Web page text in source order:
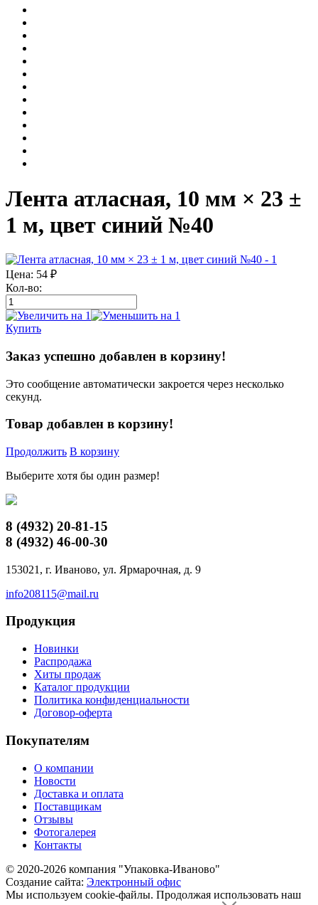
Лента атласная, 10 мм × 23 ±
1 м, цвет синий №40
Цена: 54 ₽
Кол-во:
Купить
Заказ успешно добавлен в корзину!
Это сообщение автоматически закроется через несколько
секунд.
Товар добавлен в корзину!
Продолжить В корзину
Выберите хотя бы один размер!
8 (4932) 20-81-15
8 (4932) 46-00-30
153021, г. Иваново, ул. Ярмарочная, д. 9
info208115@mail.ru
Продукция
Новинки
Распродажа
Хиты продаж
Каталог продукции
Политика конфиденциальности
Договор-оферта
Покупателям
О компании
Новости
Доставка и оплата
Поставщикам
Отзывы
Фотогалерея
Контакты
© 2020-2026 компания "Упаковка-Иваново"
Создание сайта: Электронный офис
Мы используем cookie-файлы. Продолжая использовать наш